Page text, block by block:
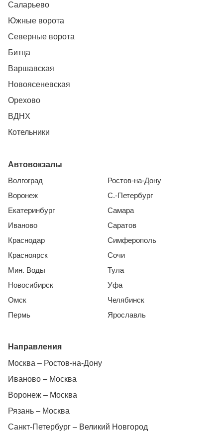
Саларьево
Южные ворота
Северные ворота
Битца
Варшавская
Новоясеневская
Орехово
ВДНХ
Котельники
Автовокзалы
Волгоград
Воронеж
Екатеринбург
Иваново
Краснодар
Красноярск
Мин. Воды
Новосибирск
Омск
Пермь
Ростов-на-Дону
С.-Петербург
Самара
Саратов
Симферополь
Сочи
Тула
Уфа
Челябинск
Ярославль
Направления
Москва – Ростов-на-Дону
Иваново – Москва
Воронеж – Москва
Рязань – Москва
Санкт-Петербург – Великий Новгород